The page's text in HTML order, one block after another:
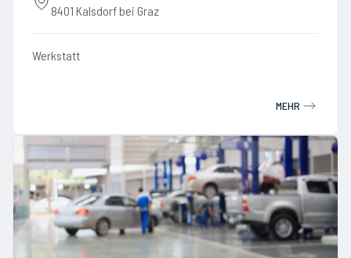
8401 Kalsdorf bei Graz
Werkstatt
MEHR